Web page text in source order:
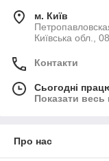
м. Київ
Київська обл.,
Контакти
Сьогодні
Показати весь
Про нас